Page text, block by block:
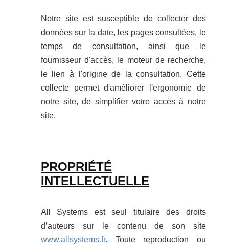
Notre site est susceptible de collecter des
données sur la date, les pages consultées, le
temps de consultation, ainsi que le
fournisseur d'accès, le moteur de recherche,
le lien à l'origine de la consultation. Cette
collecte permet d'améliorer l'ergonomie de
notre site, de simplifier votre accès à notre
site.
PROPRIÉTÉ
INTELLECTUELLE
All Systems est seul titulaire des droits
d’auteurs sur le contenu de son site
www.allsystems.fr. Toute reproduction ou